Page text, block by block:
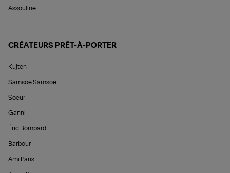
Assouline
CRÉATEURS PRÊT-À-PORTER
Kujten
Samsoe Samsoe
Soeur
Ganni
Éric Bompard
Barbour
Ami Paris